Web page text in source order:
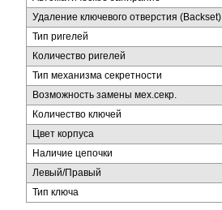
Удаление ключевого отверстия (Backset)
Тип ригелей
Количество ригелей
Тип механизма секретности
Возможность замены мех.секр.
Количество ключей
Цвет корпуса
Наличие цепочки
Левый/Правый
Тип ключа